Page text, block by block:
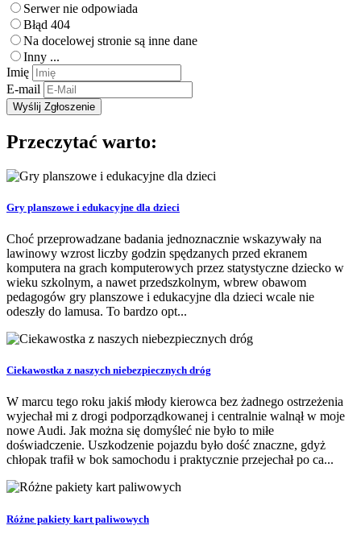
Serwer nie odpowiada
Błąd 404
Na docelowej stronie są inne dane
Inny ...
Imię
E-mail
Przeczytać warto:
Gry planszowe i edukacyjne dla dzieci
Choć przeprowadzane badania jednoznacznie wskazywały na
lawinowy wzrost liczby godzin spędzanych przed ekranem
komputera na grach komputerowych przez statystyczne dziecko w
wieku szkolnym, a nawet przedszkolnym, wbrew obawom
pedagogów gry planszowe i edukacyjne dla dzieci wcale nie
odeszły do lamusa. To bardzo opt...
Ciekawostka z naszych niebezpiecznych dróg
W marcu tego roku jakiś młody kierowca bez żadnego ostrzeżenia
wyjechał mi z drogi podporządkowanej i centralnie walnął w moje
nowe Audi. Jak można się domyśleć nie było to miłe
doświadczenie. Uszkodzenie pojazdu było dość znaczne, gdyż
chłopak trafił w bok samochodu i praktycznie przejechał po ca...
Różne pakiety kart paliwowych